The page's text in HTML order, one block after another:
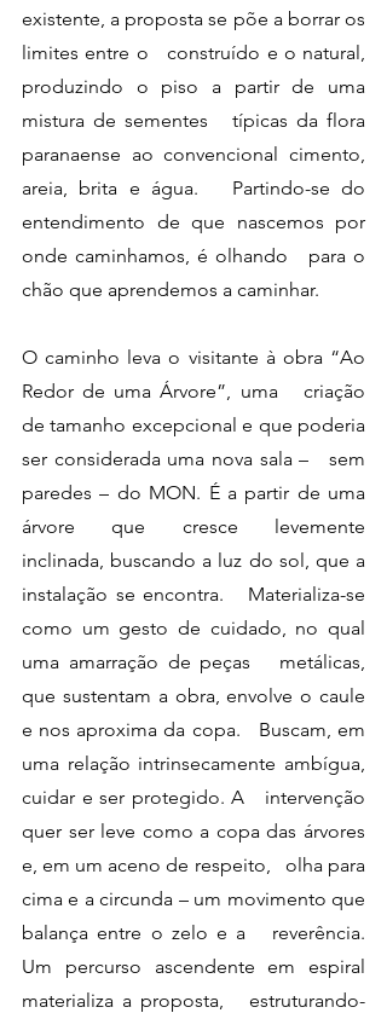
existente, a proposta se põe a borrar os
limites entre o   construído e o natural,
produzindo o piso a partir de uma
mistura de sementes   típicas da flora
paranaense ao convencional cimento,
areia, brita e água.   Partindo-se do
entendimento de que nascemos por
onde caminhamos, é olhando   para o
chão que aprendemos a caminhar.
O caminho leva o visitante à obra “Ao
Redor de uma Árvore”, uma   criação
de tamanho excepcional e que poderia
ser considerada uma nova sala –   sem
paredes – do MON. É a partir de uma
árvore que cresce levemente
inclinada, buscando a luz do sol, que a
instalação se encontra.   Materializa-se
como um gesto de cuidado, no qual
uma amarração de peças   metálicas,
que sustentam a obra, envolve o caule
e nos aproxima da copa.   Buscam, em
uma relação intrinsecamente ambígua,
cuidar e ser protegido. A   intervenção
quer ser leve como a copa das árvores
e, em um aceno de respeito,   olha para
cima e a circunda – um movimento que
balança entre o zelo e a   reverência.
Um percurso ascendente em espiral
materializa a proposta,   estruturando-